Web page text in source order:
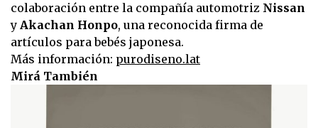
colaboración entre la compañía automotriz Nissan
y Akachan Honpo, una reconocida firma de
artículos para bebés japonesa.
Más información: purodiseno.lat
Mirá También